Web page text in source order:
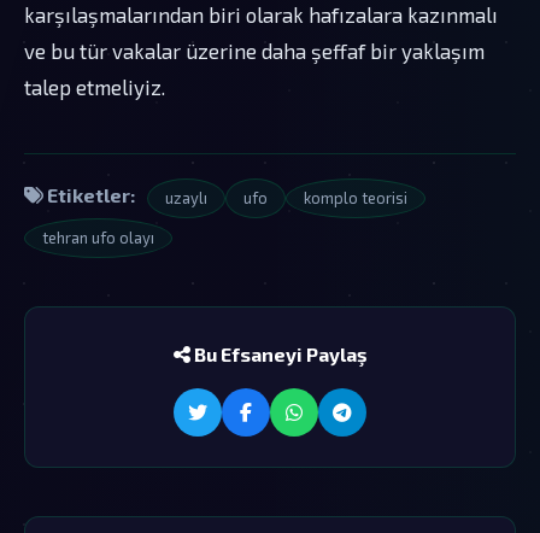
karşılaşmalarından biri olarak hafızalara kazınmalı
ve bu tür vakalar üzerine daha şeffaf bir yaklaşım
talep etmeliyiz.
Etiketler: uzaylı ufo komplo teorisi
tehran ufo olayı
Bu Efsaneyi Paylaş